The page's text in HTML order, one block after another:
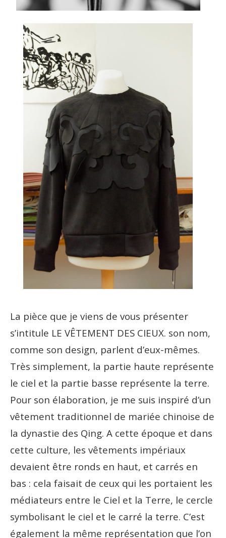
La pièce que je viens de vous présenter
s’intitule LE VÊTEMENT DES CIEUX. son nom,
comme son design, parlent d’eux-mêmes.
Très simplement, la partie haute représente
le ciel et la partie basse représente la terre.
Pour son élaboration, je me suis inspiré d’un
vêtement traditionnel de mariée chinoise de
la dynastie des Qing. A cette époque et dans
cette culture, les vêtements impériaux
devaient être ronds en haut, et carrés en
bas : cela faisait de ceux qui les portaient les
médiateurs entre le Ciel et la Terre, le cercle
symbolisant le ciel et le carré la terre. C’est
également la même représentation que l’on